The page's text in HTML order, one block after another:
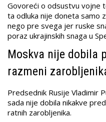
Govoreći o odsustvu vojne
ta odluka nije doneta samo
nego pre svega jer ruske
poraz ukrajinskih snaga u
Moskva nije dobila
razmeni
Predsednik Rusije Vladimir
sada nije dobila nikakve
ratnih zarobljenika.